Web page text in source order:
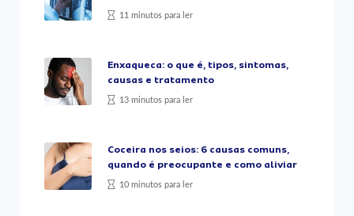
11 minutos para ler
Enxaqueca: o que é, tipos, sintomas,
causas e tratamento
13 minutos para ler
Coceira nos seios: 6 causas comuns,
quando é preocupante e como aliviar
10 minutos para ler